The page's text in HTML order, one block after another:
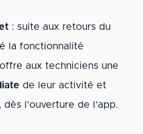
: suite aux retours du
la fonctionnalité
aux techniciens une
de leur activité et
l’ouverture de l’app.